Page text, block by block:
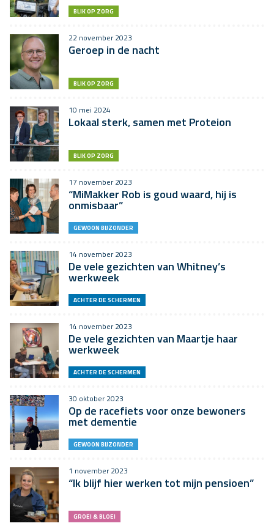
BLIK OP ZORG
22 november 2023
Geroep in de nacht
BLIK OP ZORG
10 mei 2024
Lokaal sterk, samen met Proteion
BLIK OP ZORG
17 november 2023
“MiMakker Rob is goud waard, hij is
onmisbaar”
GEWOON BIJZONDER
14 november 2023
De vele gezichten van Whitney’s
werkweek
ACHTER DE SCHERMEN
14 november 2023
De vele gezichten van Maartje haar
werkweek
ACHTER DE SCHERMEN
30 oktober 2023
Op de racefiets voor onze bewoners
met dementie
GEWOON BIJZONDER
1 november 2023
“Ik blijf hier werken tot mijn pensioen”
GROEI & BLOEI